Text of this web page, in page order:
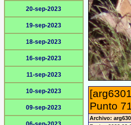
20-sep-2023
19-sep-2023
18-sep-2023
16-sep-2023
11-sep-2023
10-sep-2023
09-sep-2023
Punto
Archivo: